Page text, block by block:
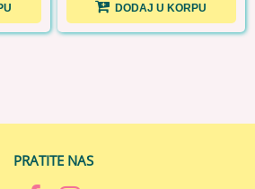
DODAJ U KORPU
PRATITE NAS